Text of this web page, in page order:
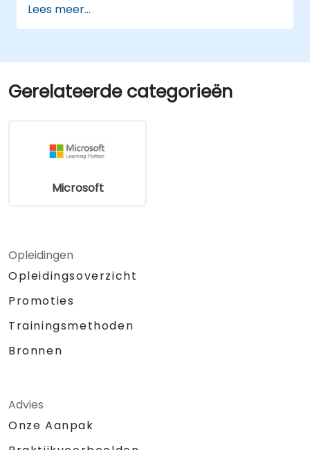
Lees meer...
Gerelateerde categorieën
Microsoft
Opleidingen
Opleidingsoverzicht
Promoties
Trainingsmethoden
Bronnen
Advies
Onze Aanpak